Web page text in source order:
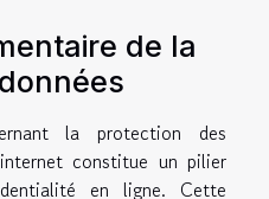
de la
la protection des
constitue un pilier
en ligne. Cette